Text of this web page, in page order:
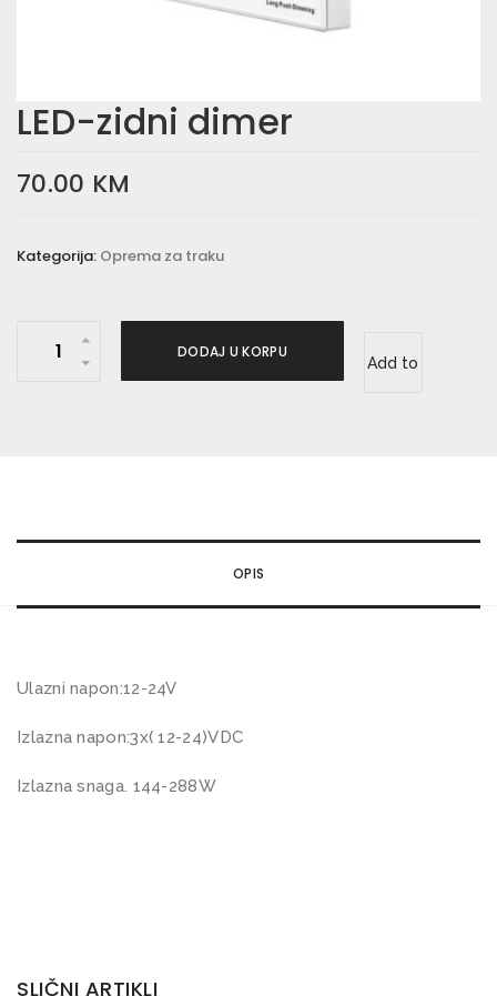
LED-zidni dimer
70.00 KM
Kategorija: Oprema za traku
d
m
r
a
DODAJ U KORPU
Add to
OPIS
Ulazni napon:12-24V
Izlazna napon:3x( 12-24)VDC
Izlazna snaga. 144-288W
SLIČNI ARTIKLI